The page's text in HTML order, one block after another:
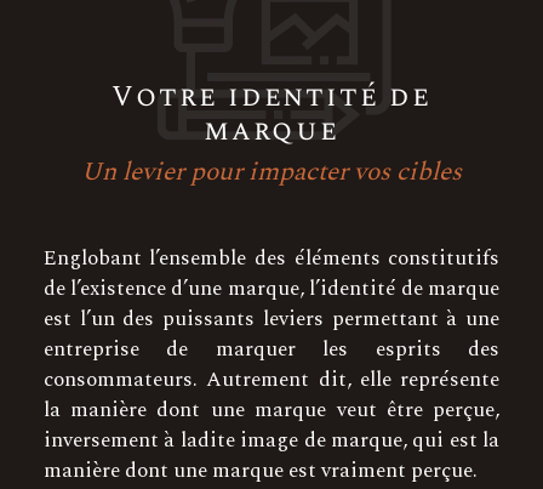
Votre identité de
marque
Un levier pour impacter vos cibles
Englobant l’ensemble des éléments constitutifs
de l’existence d’une marque, l’identité de marque
est l’un des puissants leviers permettant à une
entreprise de marquer les esprits des
consommateurs. Autrement dit, elle représente
la manière dont une marque veut être perçue,
inversement à ladite image de marque, qui est la
manière dont une marque est vraiment perçue.